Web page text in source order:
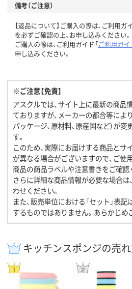
備考（ご注意）
【返品について】ご購入の際は、ご利用ガ
を必ずご確認の上、お申し込みください。
ご購入の際は、ご利用ガイド「ご利用ガイ
申し込みください。
※ご注意【免責】
アスクルでは、サイト上に最新の商品
ておりますが、メーカーの都合等により
パッケージ、原材料、原産国など）が
す。
このため、実際にお届けする商品とサ
が異なる場合がございますので、ご使
商品の商品ラベルや注意書きをご確認
さらに詳細な商品情報が必要な場合は
わせください。
また、販売単位における「セット」表
するものではありません。あらかじめ
キッチンスポンジの売